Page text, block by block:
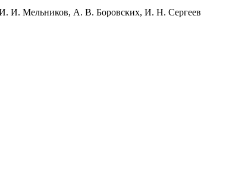
И. И. Мельников, А. В. Боровских, И. Н. Сергеев